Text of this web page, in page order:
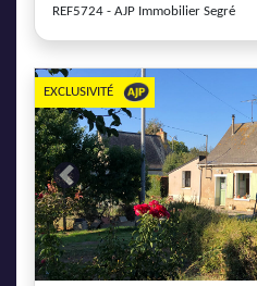
REF5724 - AJP Immobilier Segré
Previous
EXCLUSIVITÉ